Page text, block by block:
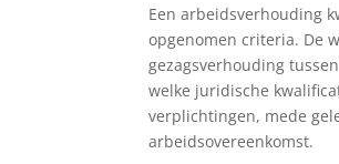
Een arbeidsverhouding
opgenomen criteria. De
gezagsverhouding
welke juridische
verplichtingen, mede
arbeidsovereenkomst.